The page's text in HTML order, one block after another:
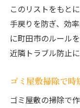
このリストをもと
手戻りを防ぎ、効
に町田市のルール
近隣トラブル防止
ゴミ屋敷掃除で
ゴミ屋敷の掃除で